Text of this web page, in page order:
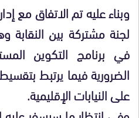
وبناء عليه تم الاتفاق مع
لجنة مشتركة بين النقابة
في برنامج التكوين
الضرورية فيما يرتبط بتقسيط
على النيابات الإقليمية.